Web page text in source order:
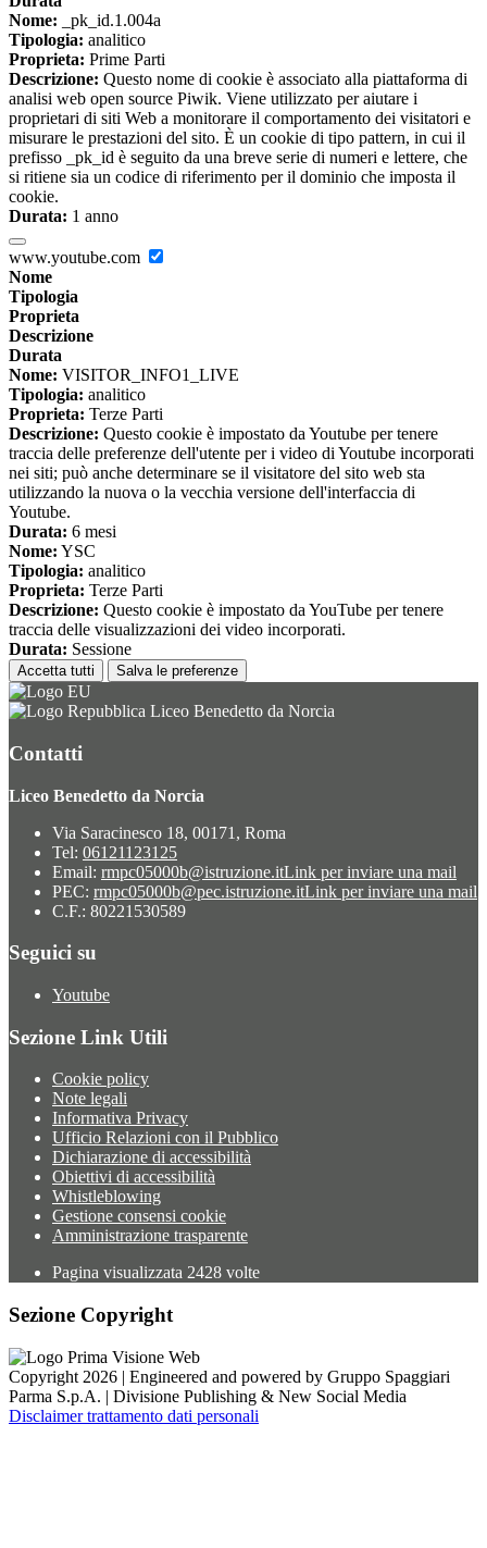
Nome: _pk_id.1.004a
Tipologia: analitico
Proprieta: Prime Parti
Descrizione: Questo nome di cookie è associato alla piattaforma di
analisi web open source Piwik. Viene utilizzato per aiutare i
proprietari di siti Web a monitorare il comportamento dei visitatori e
misurare le prestazioni del sito. È un cookie di tipo pattern, in cui il
prefisso _pk_id è seguito da una breve serie di numeri e lettere, che
si ritiene sia un codice di riferimento per il dominio che imposta il
cookie.
Durata: 1 anno
www.youtube.com
Nome
Tipologia
Proprieta
Descrizione
Durata
Nome: VISITOR_INFO1_LIVE
Tipologia: analitico
Proprieta: Terze Parti
Descrizione: Questo cookie è impostato da Youtube per tenere
traccia delle preferenze dell'utente per i video di Youtube incorporati
nei siti; può anche determinare se il visitatore del sito web sta
utilizzando la nuova o la vecchia versione dell'interfaccia di
Youtube.
Durata: 6 mesi
Nome: YSC
Tipologia: analitico
Proprieta: Terze Parti
Descrizione: Questo cookie è impostato da YouTube per tenere
traccia delle visualizzazioni dei video incorporati.
Durata: Sessione
Accetta tutti Salva le preferenze
Liceo Benedetto da Norcia
Contatti
Liceo Benedetto da Norcia
Via Saracinesco 18, 00171, Roma
Tel: 06121123125
Email: rmpc05000b@istruzione.itLink per inviare una mail
PEC: rmpc05000b@pec.istruzione.itLink per inviare una mail
C.F.: 80221530589
Seguici su
Youtube
Sezione Link Utili
Cookie policy
Note legali
Informativa Privacy
Ufficio Relazioni con il Pubblico
Dichiarazione di accessibilità
Obiettivi di accessibilità
Whistleblowing
Gestione consensi cookie
Amministrazione trasparente
Pagina visualizzata 2428 volte
Sezione Copyright
Copyright 2026 | Engineered and powered by Gruppo Spaggiari
Parma S.p.A. | Divisione Publishing & New Social Media
Disclaimer trattamento dati personali